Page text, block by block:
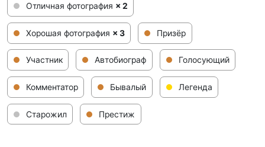
Отличная фотография × 2
Хорошая фотография × 3 Призёр
Участник Автобиограф Голосующий
Комментатор Бывалый Легенда
Старожил Престиж